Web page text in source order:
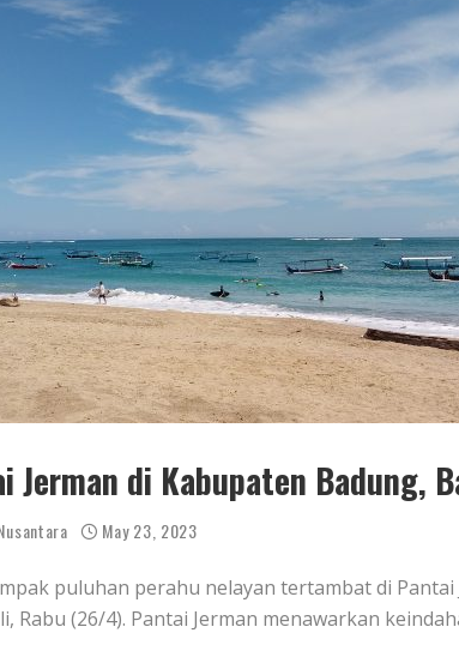
Jerman di Kabupaten Badung,
May 23, 2023
puluhan perahu nelayan tertambat di Pantai
Rabu (26/4). Pantai Jerman menawarkan